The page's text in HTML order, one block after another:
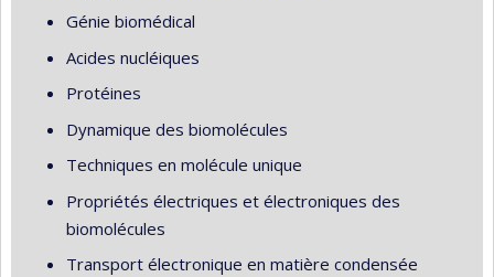
Génie biomédical
Acides nucléiques
Protéines
Dynamique des biomolécules
Techniques en molécule unique
Propriétés électriques et électroniques des
biomolécules
Transport électronique en matière condensée